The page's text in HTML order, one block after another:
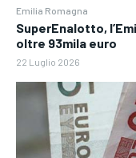
Emilia Romagna
SuperEnalotto,
oltre 93mila euro
22 Luglio 2026